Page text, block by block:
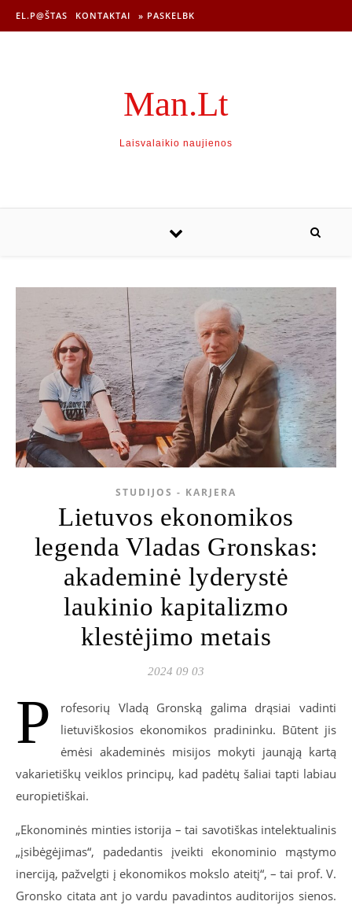
EL.P@ŠTAS KONTAKTAI » PASKELBK
Man.Lt
Laisvalaikio naujienos
STUDIJOS - KARJERA
Lietuvos ekonomikos
legenda Vladas Gronskas:
akademinė lyderystė
laukinio kapitalizmo
klestėjimo metais
2024 09 03
P
rofesorių Vladą Gronską galima drąsiai vadinti
lietuviškosios ekonomikos pradininku. Būtent jis
ėmėsi akademinės misijos mokyti jaunąją kartą
vakarietiškų veiklos principų, kad padėtų šaliai tapti labiau
europietiškai.
„Ekonominės minties istorija – tai savotiškas intelektualinis
„įsibėgėjimas“, padedantis įveikti ekonominio mąstymo
inerciją, pažvelgti į ekonomikos mokslo ateitį“, – tai prof. V.
Gronsko citata ant jo vardu pavadintos auditorijos sienos.